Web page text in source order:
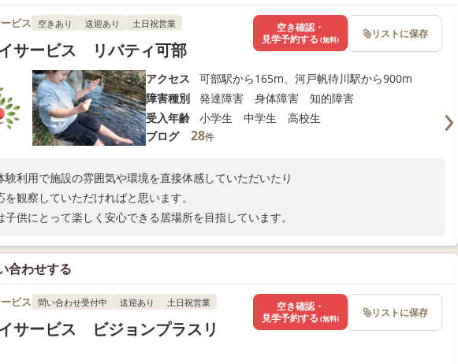
ビス 空きあり 送迎あり 土日祝営業
サービス リバティ可部
アクセス
可部駅から165m、河戸帆待川駅から900m
障害種別
発達障害 身体障害 知的障害
受入年齢
小学生 中学生 高校生
ブログ
28件
験利用で施設の雰囲気や環境を直接体感していただいたり
を観察していただければと思います。
子供にとって楽しく安心できる居場所を目指しています。
空き確認・
見学予約する (無料) リストに保存
合わせする
ビス 問い合わせ受付中 送迎あり 土日祝営業
サービス ビジョンプラスリ
空き確認・
見学予約する (無料) リストに保存